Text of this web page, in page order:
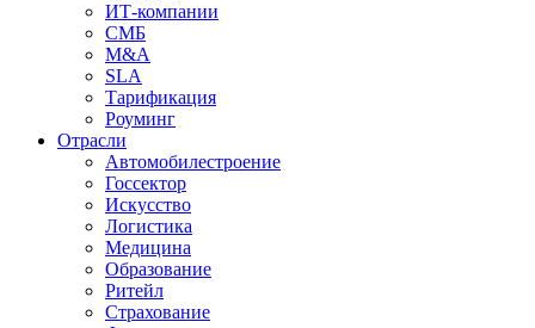
ИТ-компании
СМБ
M&A
SLA
Тарификация
Роуминг
Отрасли
Автомобилестроение
Госсектор
Искусство
Логистика
Медицина
Образование
Ритейл
Страхование